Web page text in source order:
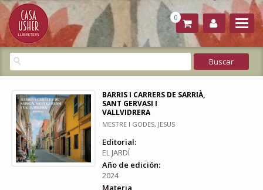
0
BARRIS I CARRERS DE SARRIÀ,
SANT GERVASI I
VALLVIDRERA
MESTRE I GODES, JESUS
Editorial:
EL JARDÍ
Año de edición:
2024
Materia